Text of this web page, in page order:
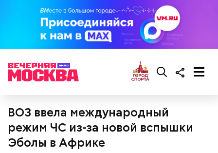
ВОЗ ввела международный
режим ЧС из-за новой вспышки
Эболы в Африке
Впадина Данакиль, Эфиопия